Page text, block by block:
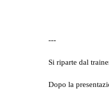
---
Si riparte dal
Dopo la